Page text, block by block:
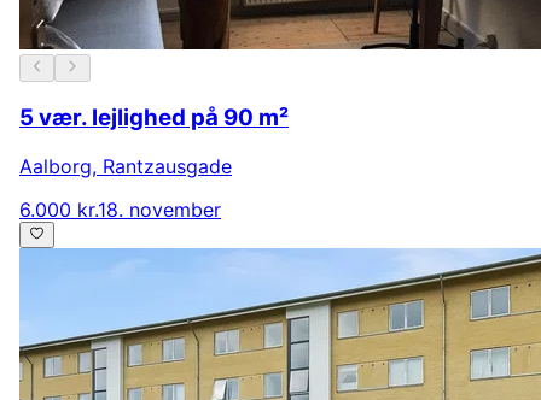
5 vær. lejlighed på 90 m²
Aalborg, Rantzausgade
6.000 kr.18. november